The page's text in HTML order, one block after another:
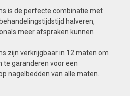
is de perfecte combinatie met
halveren,
meer afspraken kunnen
zijn verkrijgbaar in 12 maten om
garanderen voor een
nagelbedden van alle maten.